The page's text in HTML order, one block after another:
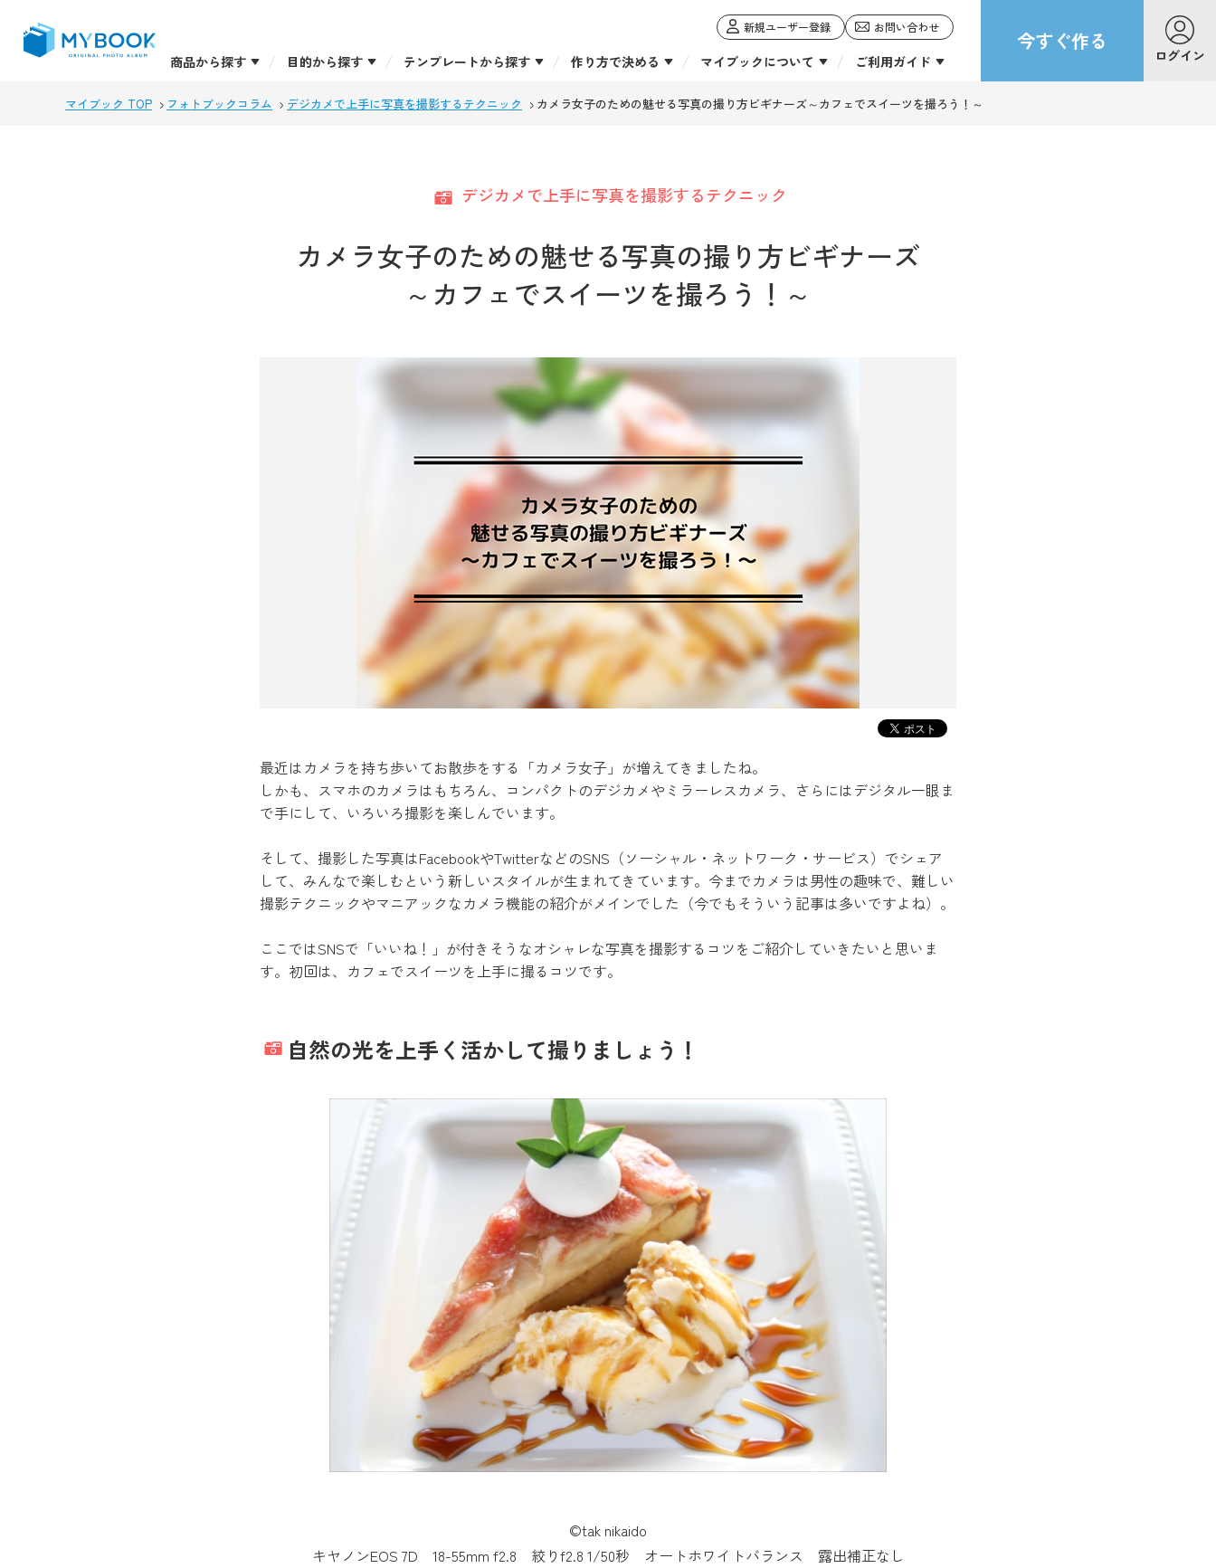
新規ユーザー登録 お問い合わせ
商品から探す 目的から探す テンプレートから探す 作り方で決める マイブックについて ご利用ガイド
今すぐ作る
ログイン
マイブック TOP フォトブックコラム デジカメで上手に写真を撮影するテクニック カメラ女子のための魅せる写真の撮り方ビギナーズ～カフェでスイーツを撮ろう！～
デジカメで上手に写真を撮影するテクニック
カメラ女子のための魅せる写真の撮り方ビギナーズ
～カフェでスイーツを撮ろう！～
最近はカメラを持ち歩いてお散歩をする「カメラ女子」が増えてきましたね。
しかも、スマホのカメラはもちろん、コンパクトのデジカメやミラーレスカメラ、さらにはデジタル一眼ま
で手にして、いろいろ撮影を楽しんでいます。
そして、撮影した写真はFacebookやTwitterなどのSNS（ソーシャル・ネットワーク・サービス）でシェア
して、みんなで楽しむという新しいスタイルが生まれてきています。今までカメラは男性の趣味で、難しい
撮影テクニックやマニアックなカメラ機能の紹介がメインでした（今でもそういう記事は多いですよね）。
ここではSNSで「いいね！」が付きそうなオシャレな写真を撮影するコツをご紹介していきたいと思いま
す。初回は、カフェでスイーツを上手に撮るコツです。
自然の光を上手く活かして撮りましょう！
©tak nikaido
キヤノンEOS 7D 18-55mm f2.8 絞りf2.8 1/50秒 オートホワイトバランス 露出補正なし